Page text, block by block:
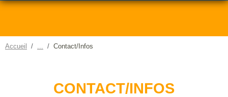
Accueil Contact/Infos
CONTACT/INFOS